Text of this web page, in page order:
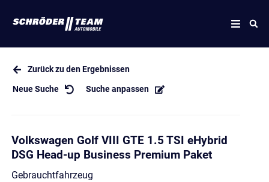
Zurück zu den Ergebnissen
Neue Suche Suche anpassen
Volkswagen Golf VIII GTE 1.5 TSI eHybrid
DSG Head-up Business Premium Paket
Gebrauchtfahrzeug